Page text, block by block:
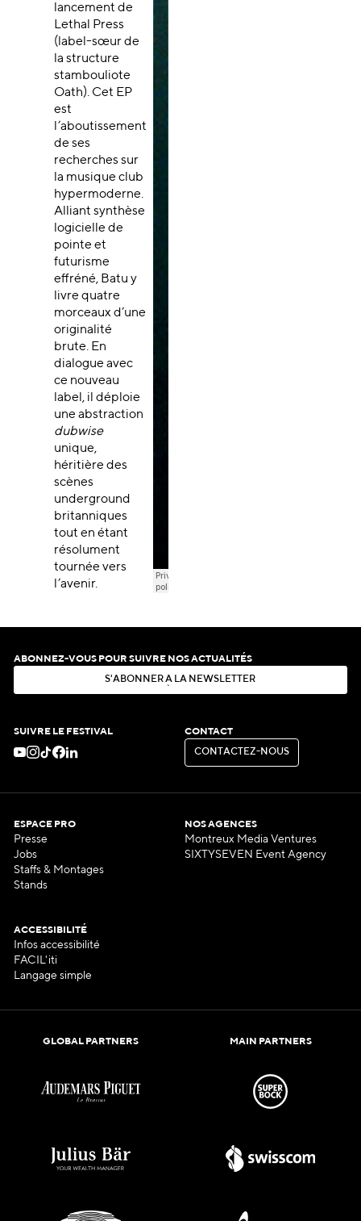
lancement de
Lethal Press
(label-sœur de
la structure
stambouliote
Oath). Cet EP
est
l’aboutissement
de ses
recherches sur
la musique club
hypermoderne.
Alliant synthèse
logicielle de
pointe et
futurisme
effréné, Batu y
livre quatre
morceaux d’une
originalité
brute. En
dialogue avec
ce nouveau
label, il déploie
une abstraction
dubwise
unique,
héritière des
scènes
underground
britanniques
tout en étant
résolument
tournée vers
l’avenir.
ABONNEZ-VOUS POUR SUIVRE NOS ACTUALITÉS
S'ABON N ER À LA N EWSLE ER
SUIVRE LE FESTIVAL CONTACT
CON ACT EZ-N OUS
CONTACTEZ-NOUS
ESPACE PRO
Presse
Jobs
Staffs & Montages
Stands
NOS AGENCES
Montreux Media Ventures
SIXTYSEVEN Event Agency
ACCESSIBILITÉ
Infos accessibilité
FACIL'iti
Langage simple
GLOBAL PARTNERS MAIN PARTNERS